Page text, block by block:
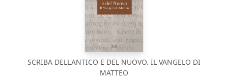
SCRIBA DELL'ANTICO E DEL NUOVO. IL VANGELO DI
MATTEO